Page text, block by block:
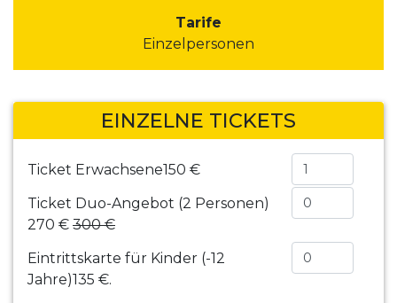
Tarife
Einzelpersonen
EINZELNE TICKETS
Ticket Erwachsene150 €
Ticket Duo-Angebot (2 Personen)
270 € 300 €
Eintrittskarte für Kinder (-12
Jahre)135 €.